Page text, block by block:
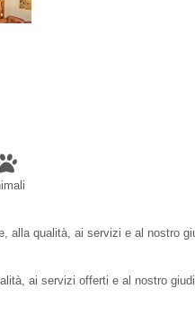
alla qualità, ai servizi e al nostro
ai servizi offerti e al nostro